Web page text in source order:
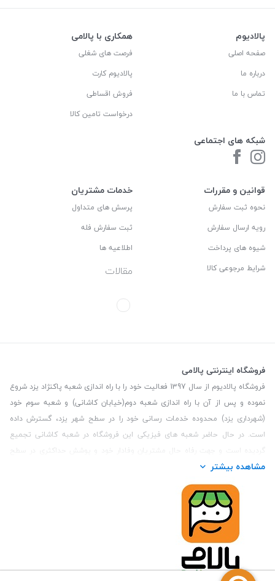
پالادیوم
صفحه اصلی
درباره ما
تماس با ما
شبکه های اجتماعی
همکاری با پالامی
فرصت های شغلی
پالادیوم کارت
فروش اقساطی
درخواست تامین کالا
قوانین و مقررات
نحوه ثبت سفارش
رویه ارسال سفارش
شیوه های پرداخت
شرایط مرجوعی کالا
خدمات مشتریان
پرسش های متداول
ثبت سفارش فله
اطلاعیه ها
مقالات
فروشگاه اینترنتی پالامی
فروشگاه پالادیوم از سال 1397 فعالیت خود را با راه اندازی شعبه پاکنژاد یزد شروع
نموده و پس از آن با راه اندازی شعبه دوم(خیابان کاشانی) و شعبه سوم خود
(شهرداری یزد) محدوده خدمات رسانی خود را در سطح شهر یزد، گسترش داده
است. در حال حاضر شعبه های فیزیکی این فروشگاه در شعبه کاشانی تجمیع
گردیده است و جهت رفاه حال مشتریان وفادار خود و پوشش حداکثری در سطح
استان یزد و همچنین مشتریان سطح کشور، فروشگاه اینترنتی پالامی را راه اندازی
نموده است. هدف فروشگاه اینترنتی پالامی فراهم نمودن یک خرید اینترنتی
مطمئن، با کالاهای متنوع، باکیفیت و دارای قیمت مناسب می باشد که مشتری
بتواند در مدت زمان کوتاه کالاهای خود را سفارش داده و در زمان مورد نظر خود
تحویل بگیرد و در صورت وجود عدم تطابق سفارش و کالای تحویل شده ضمانت
بازگشت کالا هم داشته باشد. سابقه درخشان در فروش حضوری و جذب مشتریان و
انعقاد قرارداد با ارگان های دولتی و خصوصی از افتخارات این مجموعه می باشد.
یکی از مهم‌ترین دغدغه‌های کاربران خرید اینترنتی، این است که کالای خریداری
مشاهده بیشتر